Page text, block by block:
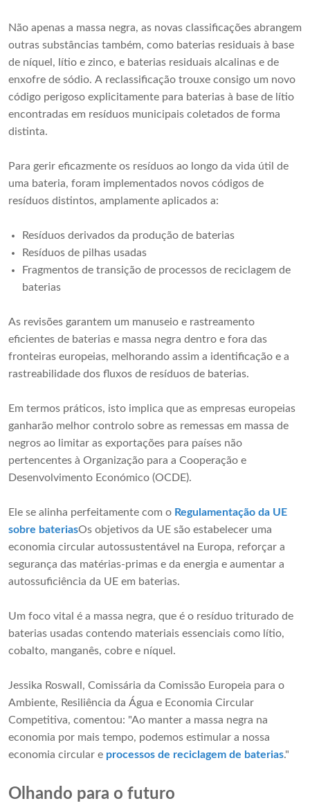
Não apenas a massa negra, as novas classificações abrangem
outras substâncias também, como baterias residuais à base
de níquel, lítio e zinco, e baterias residuais alcalinas e de
enxofre de sódio. A reclassificação trouxe consigo um novo
código perigoso explicitamente para baterias à base de lítio
encontradas em resíduos municipais coletados de forma
distinta.
Para gerir eficazmente os resíduos ao longo da vida útil de
uma bateria, foram implementados novos códigos de
resíduos distintos, amplamente aplicados a:
Resíduos derivados da produção de baterias
Resíduos de pilhas usadas
Fragmentos de transição de processos de reciclagem de
baterias
As revisões garantem um manuseio e rastreamento
eficientes de baterias e massa negra dentro e fora das
fronteiras europeias, melhorando assim a identificação e a
rastreabilidade dos fluxos de resíduos de baterias.
Em termos práticos, isto implica que as empresas europeias
ganharão melhor controlo sobre as remessas em massa de
negros ao limitar as exportações para países não
pertencentes à Organização para a Cooperação e
Desenvolvimento Económico (OCDE).
Ele se alinha perfeitamente com o Regulamentação da UE
sobre bateriasOs objetivos da UE são estabelecer uma
economia circular autossustentável na Europa, reforçar a
segurança das matérias-primas e da energia e aumentar a
autossuficiência da UE em baterias.
Um foco vital é a massa negra, que é o resíduo triturado de
baterias usadas contendo materiais essenciais como lítio,
cobalto, manganês, cobre e níquel.
Jessika Roswall, Comissária da Comissão Europeia para o
Ambiente, Resiliência da Água e Economia Circular
Competitiva, comentou: "Ao manter a massa negra na
economia por mais tempo, podemos estimular a nossa
economia circular e processos de reciclagem de baterias."
Olhando para o futuro